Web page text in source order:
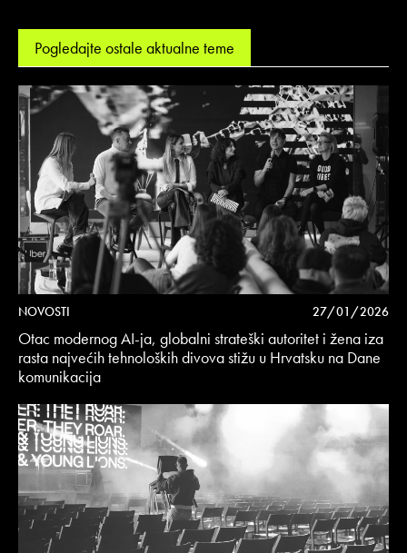
Pogledajte ostale aktualne teme
NOVOSTI 27/01/2026
Otac modernog AI-ja, globalni strateški autoritet i žena iza
rasta najvećih tehnoloških divova stižu u Hrvatsku na Dane
komunikacija